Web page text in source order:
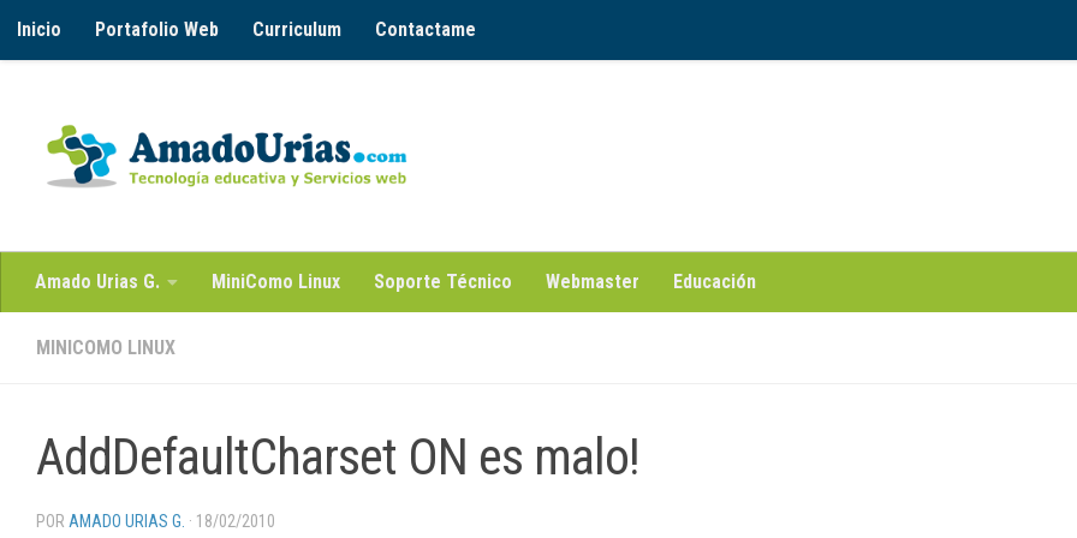
Saltar al contenido
Inicio Portafolio Web Curriculum Contactame
Amado Urias G. MiniComo Linux Soporte Técnico Webmaster Educación
MINICOMO LINUX
AddDefaultCharset ON es malo!
POR AMADO URIAS G. · 18/02/2010